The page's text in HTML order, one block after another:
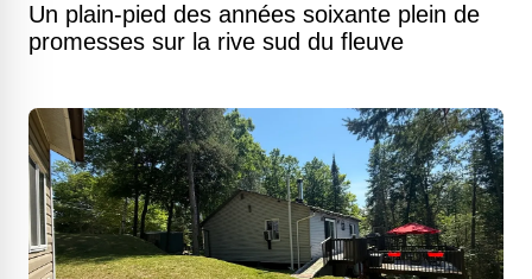
Un plain-pied des années soixante plein de
promesses sur la rive sud du fleuve